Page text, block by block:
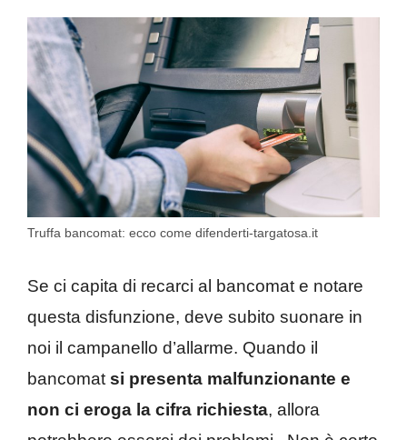
Truffa bancomat: ecco come difenderti-targatosa.it
Se ci capita di recarci al bancomat e notare
questa disfunzione, deve subito suonare in
noi il campanello d’allarme. Quando il
bancomat si presenta malfunzionante e
non ci eroga la cifra richiesta, allora